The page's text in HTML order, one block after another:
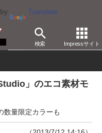
Translate
検索 Impressサイト
」のエコ素材モ
数量限定カラーも